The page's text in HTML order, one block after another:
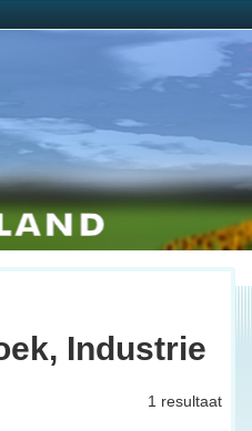
Industrie
1 resultaat